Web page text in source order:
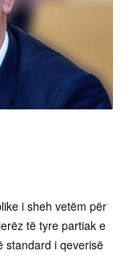
i sheh vetëm për
të tyre partiak e
standard i qeverisë